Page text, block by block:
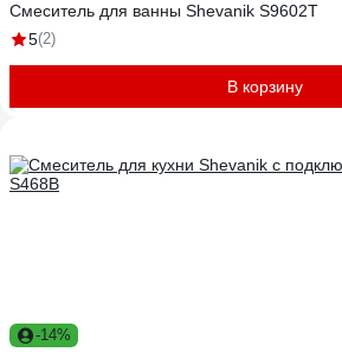
Смеситель для ванны Shevanik S9602T
5(2)
В корзину
-14%